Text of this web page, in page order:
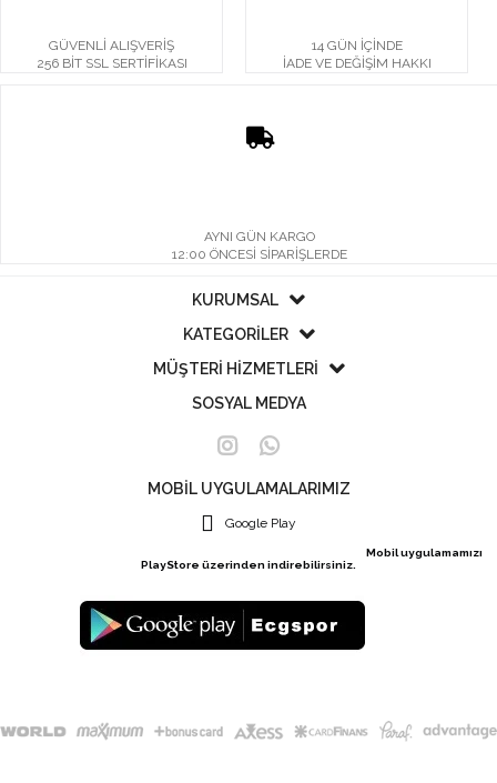
GÜVENLİ ALIŞVERİŞ
256 BİT SSL SERTİFİKASI
14 GÜN İÇİNDE
İADE VE DEĞİŞİM HAKKI
AYNI GÜN KARGO
12:00 ÖNCESİ SİPARİŞLERDE
KURUMSAL
KATEGORİLER
MÜŞTERİ HİZMETLERİ
SOSYAL MEDYA
MOBİL UYGULAMALARIMIZ
Google Play
Mobil uygulamamızı
PlayStore üzerinden indirebilirsiniz.